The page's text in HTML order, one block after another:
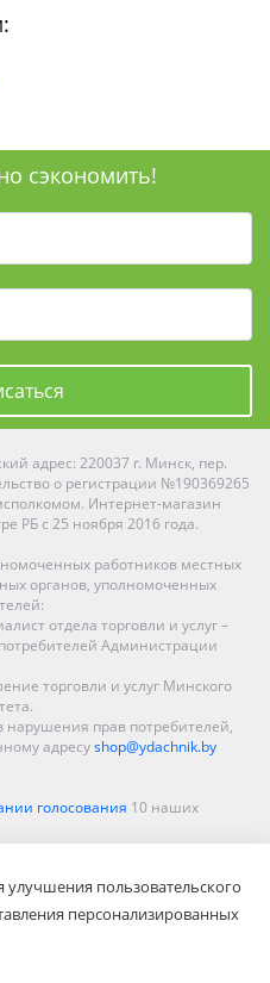
сэкономить!
адрес: 220037 г. Минск, пер.
о регистрации №190369265
Интернет-магазин
РБ с 25 ноября 2016 года.
работников местных
органов, уполномоченных
отдела торговли и услуг –
Администрации
торговли и услуг Минского
прав потребителей,
адресуshop@ydachnik.by
голосования 10 наших
Молодечно,
заказе в интернет-магазине
пользовательского
персонализированных